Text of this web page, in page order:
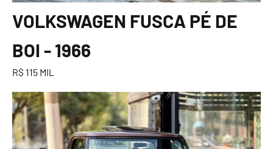
VOLKSWAGEN FUSCA PÉ DE
BOI - 1966
R$ 115 MIL